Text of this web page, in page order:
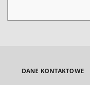
DANE KONTAKTOWE